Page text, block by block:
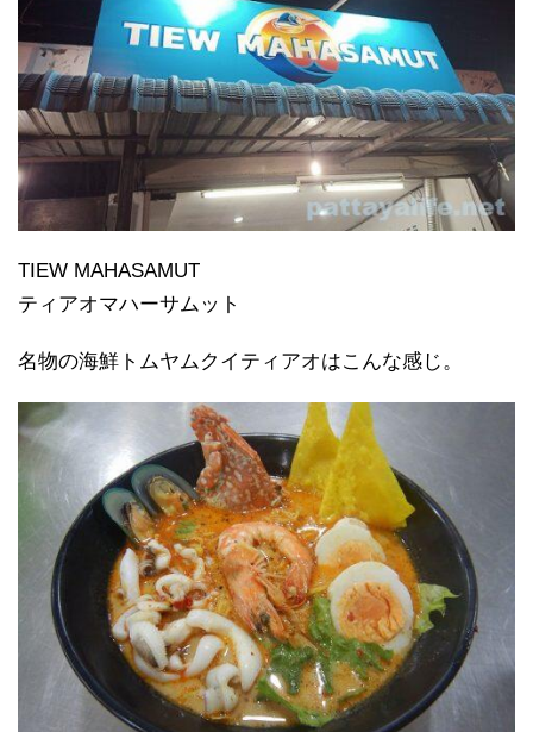
TIEW MAHASAMUT
ティアオマハーサムット
名物の海鮮トムヤムクイティアオはこんな感じ。